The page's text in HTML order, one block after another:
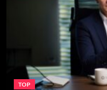
TOP